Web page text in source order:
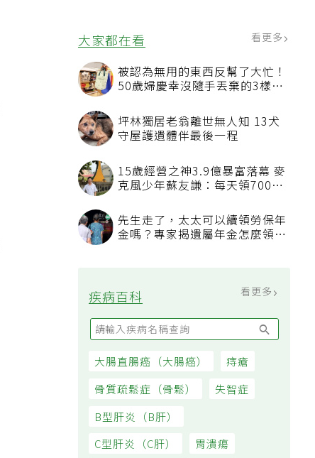
大家都在看
被認為無用的東西反幫了大忙！
50歲婦慶幸沒隨手丟棄的3樣物
坪林獨居老翁離世無人知 13犬
守屋護遺體伴最後一程
15歲經營之神3.9億暴富落幕 麥
克風少年蘇友謙：每天領700元
過日子
先生走了，太太可以續領勞保年
疾病百科